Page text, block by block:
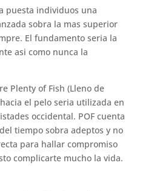
puesta individuos una
sobra la mas superior
El fundamento seri­a la
asi­ como nunca la
Plenty of Fish (Lleno de
el pelo seri­a utilizada en
occidental. POF cuenta
tiempo sobra adeptos y no
para hallar compromiso
complicarte mucho la vida.